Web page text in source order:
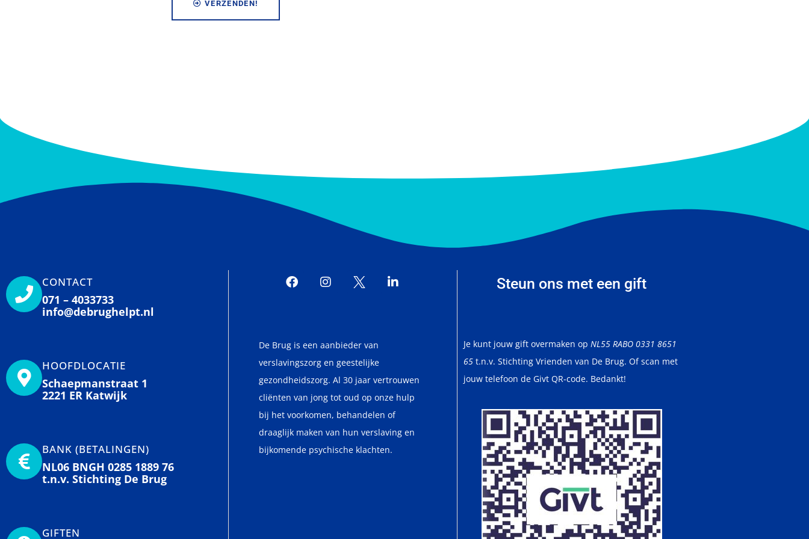
VERZENDEN!
CONTACT
071 – 4033733
info@debrughelpt.nl
HOOFDLOCATIE
Schaepmanstraat 1
2221 ER Katwijk
BANK (BETALINGEN)
NL06 BNGH 0285 1889 76
t.n.v. Stichting De Brug
GIFTEN
De Brug is een aanbieder van
verslavingszorg en geestelijke
gezondheidszorg. Al 30 jaar vertrouwen
cliënten van jong tot oud op onze hulp
bij het voorkomen, behandelen of
draaglijk maken van hun verslaving en
bijkomende psychische klachten.
Steun ons met een gift
Je kunt jouw gift overmaken op NL55 RABO 0331 8651
65t.n.v. Stichting Vrienden van De Brug. Of scan met
jouw telefoon de Givt QR-code. Bedankt!